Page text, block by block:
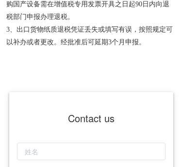
购国产设备需在增值税专用发票开具之日起90日内向退
税部门申报办理退税。
3、出口货物纸质退税凭证丢失或填写有误，按照规定可
以补办或者更改。经批准后可延期3个月申报。
Contact us